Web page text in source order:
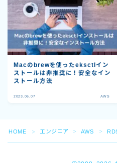
Macのbrewを使ったeksctlイン
ストールは非推奨に！安全なイン
ストール方法
2023.06.07 AWS
HOME ＞ エンジニア ＞ AWS ＞